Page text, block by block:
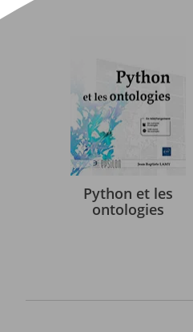
Python et les
ontologies